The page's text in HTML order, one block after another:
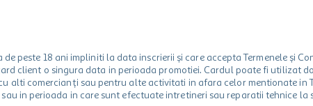
peste 18 ani impliniti la data inscrierii și care accepta Termenele și
client o singura data in perioada promotiei. Cardul poate fi utilizat
comercianți sau pentru alte activitati in afara celor mentionate in
in perioada in care sunt efectuate intretineri sau reparatii tehnice la